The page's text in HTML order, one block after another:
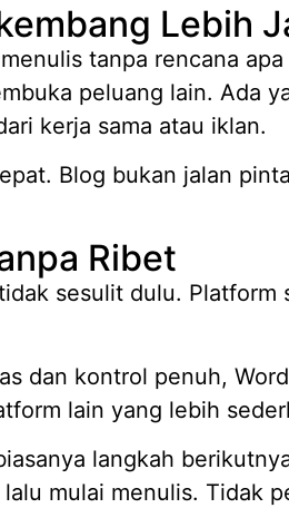
Lebih
tanpa rencana
peluang lain. Ada
kerja sama atau iklan.
Blog bukan jalan
Ribet
sesulit dulu. Platform
dan kontrol penuh,
lain yang lebih
langkah
mulai menulis. Tidak